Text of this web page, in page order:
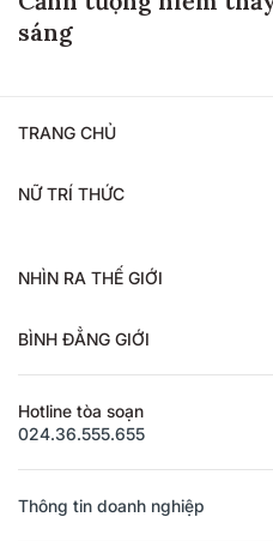
sáng
TRANG CHỦ
NỮ TRÍ THỨC
NHÌN RA THẾ GIỚI
BÌNH ĐẲNG GIỚI
Hotline tòa soạn
024.36.555.655
Thông tin doanh nghiệp